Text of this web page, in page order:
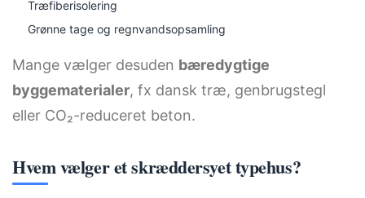
Træfiberisolering
Grønne tage og regnvandsopsamling
Mange vælger desuden bæredygtige
byggematerialer, fx dansk træ, genbrugstegl
eller CO₂-reduceret beton.
Hvem vælger et skræddersyet typehus?